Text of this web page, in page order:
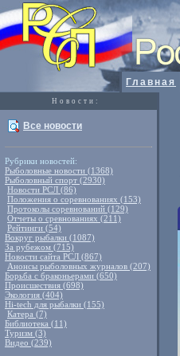
Главная
Новости:
Все новости
Рубрики новостей:
Рыболовные новости (1368)
Рыболовный спорт (2930)
Новости РСЛ (86)
Положения о соревнованиях (153)
Протоколы соревнований (129)
Отчеты о сревнованиях (211)
Рейтинги (54)
Вокруг рыбалки (1087)
За рубежом (715)
Новости сайта РСЛ (867)
Анонсы рыболовных журналов (207)
Борьба с браконьерами (650)
Происшествия (698)
Экология (404)
Hi-tech для рыбалки (155)
Катера (7)
Библиотека (11)
Туризм (3)
Видео (239)